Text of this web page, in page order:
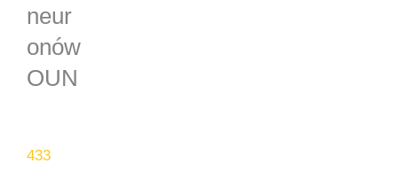
neur
onów
OUN
433